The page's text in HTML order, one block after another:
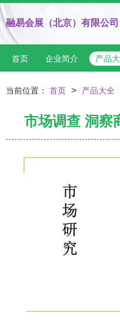
融易会展（北京）有限公司
首页 企业简介 产品
当前位置： 首页 > 产品大全
市场调查 洞察